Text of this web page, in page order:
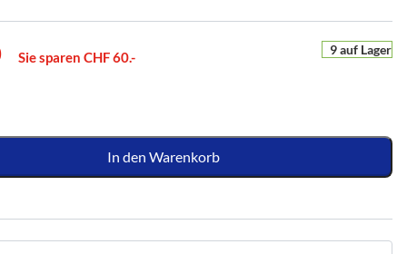
–
Sie es
Zuhause – mit Bild
Verkabelung und
BERATUNG
Zuhause?
von Hikvision AX PRO – wir
Set aus Zentrale, Meldern und Sirenen
passt?
Sagen Sie uns, was Sie schützen möchten – wir
empfehlen die passende Lösung und erstellen
Sie sparen CHF 60.- 9 auf Lager
In den Warenkorb